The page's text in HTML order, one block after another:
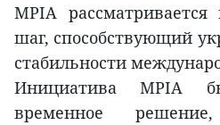
MPIA
шаг, способствующий
стабильности
Инициатива MPIA
временное